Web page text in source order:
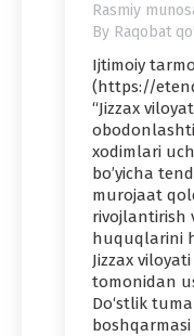
Rasmiy
By Raqobat
Ijtimoiy
(https://
“Jizzax
xodimlari
bo’yicha
murojaat
rivojlantirish
huquqlarini
Jizzax
tomonidan
Do‘stlik